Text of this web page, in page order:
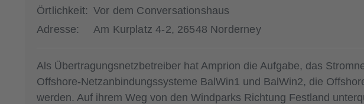
Örtlichkeit: Vor dem Conversationshaus
Adresse:
Am Kurplatz 4-2, 26548 Norderney
Als Übertragungsnetzbetreiber hat Amprion die Aufgabe, das
Offshore-Netzanbindungssysteme BalWin1 und BalWin2, die
werden. Auf ihrem Weg von den Windparks Richtung Festland